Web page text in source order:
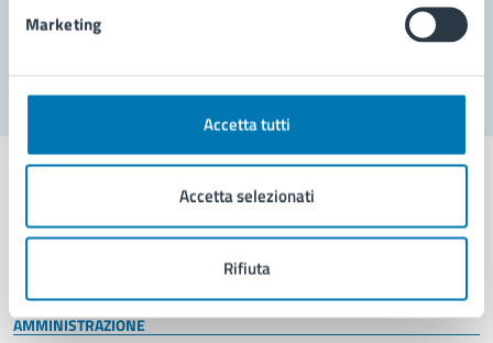
Marketing
Accetta tutti
Accetta selezionati
Rifiuta
Segnala disservizio
Comune di Napoli
AMMINISTRAZIONE